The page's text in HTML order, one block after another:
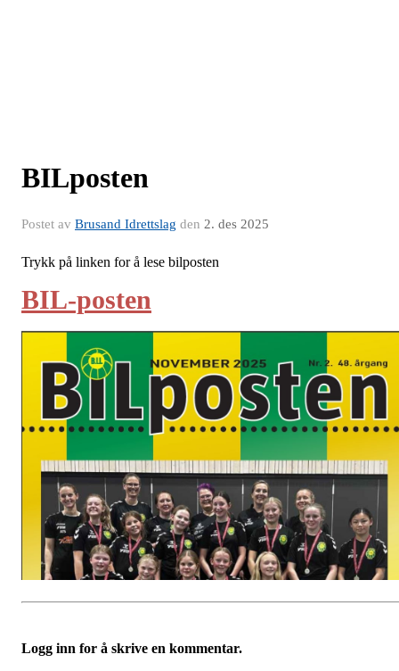
BILposten
Postet av Brusand Idrettslag den 2. des 2025
Trykk på linken for å lese bilposten
BIL-posten
Logg inn for å skrive en kommentar.